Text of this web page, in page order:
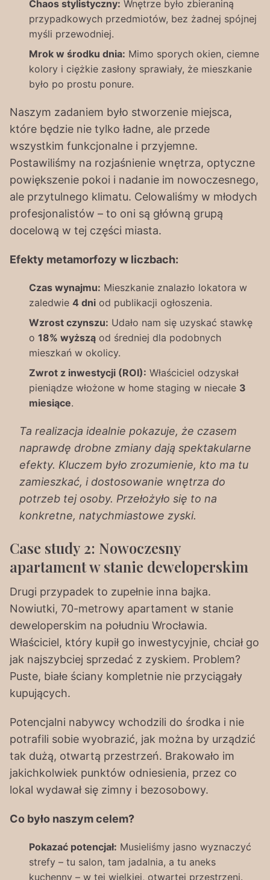
Chaos stylistyczny: Wnętrze było zbieraniną
przypadkowych przedmiotów, bez żadnej spójnej
myśli przewodniej.
Mrok w środku dnia: Mimo sporych okien, ciemne
kolory i ciężkie zasłony sprawiały, że mieszkanie
było po prostu ponure.
Naszym zadaniem było stworzenie miejsca,
które będzie nie tylko ładne, ale przede
wszystkim funkcjonalne i przyjemne.
Postawiliśmy na rozjaśnienie wnętrza, optyczne
powiększenie pokoi i nadanie im nowoczesnego,
ale przytulnego klimatu. Celowaliśmy w młodych
profesjonalistów – to oni są główną grupą
docelową w tej części miasta.
Efekty metamorfozy w liczbach:
Czas wynajmu: Mieszkanie znalazło lokatora w
zaledwie 4 dni od publikacji ogłoszenia.
Wzrost czynszu: Udało nam się uzyskać stawkę
o 18% wyższą od średniej dla podobnych
mieszkań w okolicy.
Zwrot z inwestycji (ROI): Właściciel odzyskał
pieniądze włożone w home staging w niecałe 3
miesiące.
Ta realizacja idealnie pokazuje, że czasem
naprawdę drobne zmiany dają spektakularne
efekty. Kluczem było zrozumienie, kto ma tu
zamieszkać, i dostosowanie wnętrza do
potrzeb tej osoby. Przełożyło się to na
konkretne, natychmiastowe zyski.
Case study 2: Nowoczesny
apartament w stanie deweloperskim
Drugi przypadek to zupełnie inna bajka.
Nowiutki, 70-metrowy apartament w stanie
deweloperskim na południu Wrocławia.
Właściciel, który kupił go inwestycyjnie, chciał go
jak najszybciej sprzedać z zyskiem. Problem?
Puste, białe ściany kompletnie nie przyciągały
kupujących.
Potencjalni nabywcy wchodzili do środka i nie
potrafili sobie wyobrazić, jak można by urządzić
tak dużą, otwartą przestrzeń. Brakowało im
jakichkolwiek punktów odniesienia, przez co
lokal wydawał się zimny i bezosobowy.
Co było naszym celem?
Pokazać potencjał: Musieliśmy jasno wyznaczyć
strefy – tu salon, tam jadalnia, a tu aneks
kuchenny – w tej wielkiej, otwartej przestrzeni.